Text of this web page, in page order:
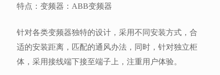
特点：变频器：ABB变频器
针对各类变频器独特的设计，采用不同安装方式，合
适的安装距离，匹配的通风办法，同时，针对独立柜
体，采用接线端下接至端子上，注重用户体验。